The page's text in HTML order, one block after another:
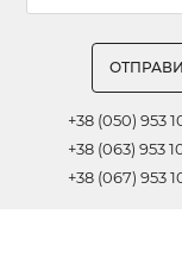
+38 (050) 953
+38 (063) 953
+38 (067) 953